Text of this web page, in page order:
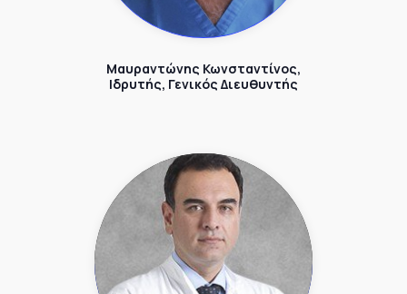
Μαυραντώνης Κωνσταντίνος,
Ιδρυτής, Γενικός Διευθυντής